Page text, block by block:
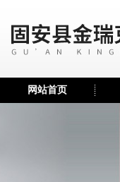
网站首页